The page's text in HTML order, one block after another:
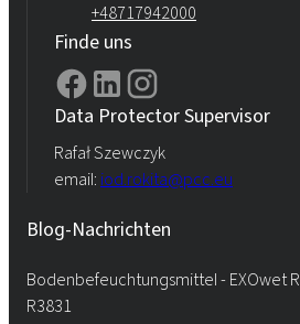
+48717942000
Finde uns
Data Protector Supervisor
Rafał Szewczyk
email: iod.rokita@pcc.eu
Blog-Nachrichten
Bodenbefeuchtungsmittel - EXOwet
R3831